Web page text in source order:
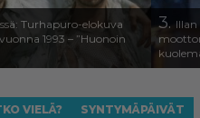
Turhapuro-elokuva
1993 – ”Huonoin
3.
VIELÄ? SYNTYMÄPÄIVÄT